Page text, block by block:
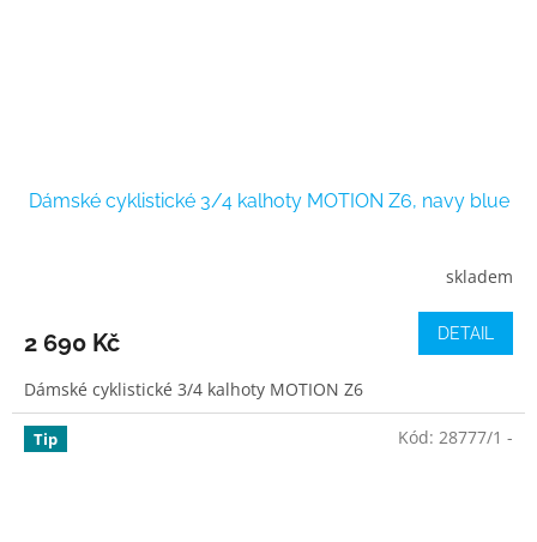
Dámské cyklistické 3/4 kalhoty MOTION Z6, navy blue
skladem
2 690 Kč DETAIL
Dámské cyklistické 3/4 kalhoty MOTION Z6
Tip Kód: 28777/1 -